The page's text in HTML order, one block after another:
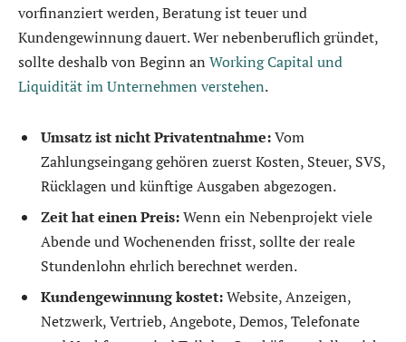
vorfinanziert werden, Beratung ist teuer und
Kundengewinnung dauert. Wer nebenberuflich gründet,
sollte deshalb von Beginn an Working Capital und
Liquidität im Unternehmen verstehen.
Umsatz ist nicht Privatentnahme:Vom
Zahlungseingang gehören zuerst Kosten, Steuer, SVS,
Rücklagen und künftige Ausgaben abgezogen.
Zeit hat einen Preis:Wenn ein Nebenprojekt viele
Abende und Wochenenden frisst, sollte der reale
Stundenlohn ehrlich berechnet werden.
Kundengewinnung kostet:Website, Anzeigen,
Netzwerk, Vertrieb, Angebote, Demos, Telefonate